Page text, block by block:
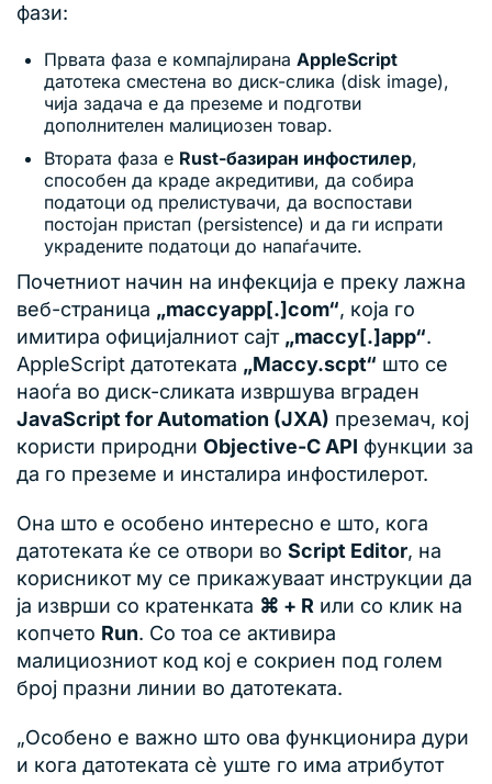
фази:
Првата фаза е компајлирана AppleScript
датотека сместена во диск-слика (disk image),
чија задача е да преземе и подготви
дополнителен малициозен товар.
Втората фаза е Rust-базиран инфостилер,
способен да краде акредитиви, да собира
податоци од прелистувачи, да воспостави
постојан пристап (persistence) и да ги испрати
украдените податоци до напаѓачите.
Почетниот начин на инфекција е преку лажна
веб-страница „maccyapp[.]com“, која го
имитира официјалниот сајт „maccy[.]app“.
AppleScript датотеката „Maccy.scpt“ што се
наоѓа во диск-сликата извршува вграден
JavaScript for Automation (JXA) преземач, кој
користи природни Objective-C API функции за
да го преземе и инсталира инфостилерот.
Она што е особено интересно е што, кога
датотеката ќе се отвори во Script Editor, на
корисникот му се прикажуваат инструкции да
ја изврши со кратенката ⌘ + R или со клик на
копчето Run. Со тоа се активира
малициозниот код кој е сокриен под голем
број празни линии во датотеката.
„Особено е важно што ова функционира дури
и кога датотеката сè уште го има атрибутот